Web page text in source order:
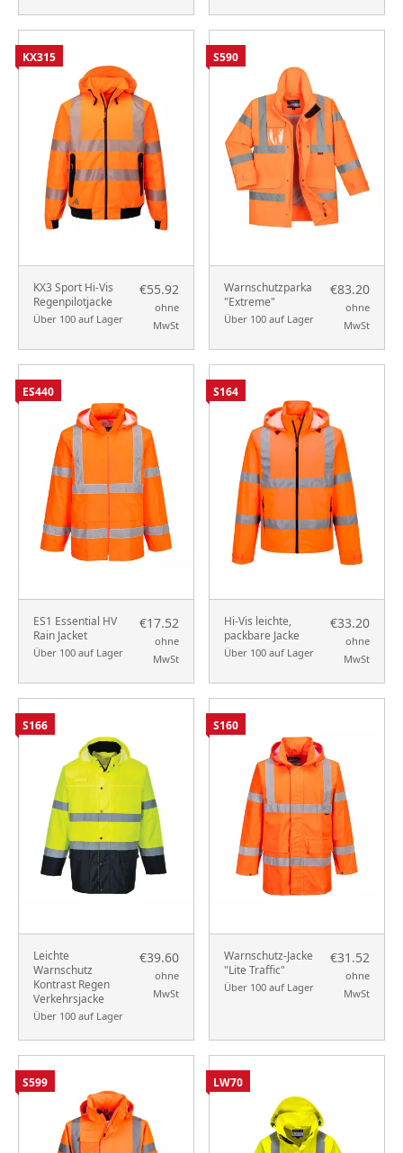
KX3 Sport Hi-Vis
Regenpilotjacke
Über 100 auf Lager
€55.92
ohne
MwSt
KX315
Warnschutzparka
"Extreme"
Über 100 auf Lager
€83.20
ohne
MwSt
S590
ES1 Essential HV
Rain Jacket
Über 100 auf Lager
€17.52
ohne
MwSt
ES440
Hi-Vis leichte,
packbare Jacke
Über 100 auf Lager
€33.20
ohne
MwSt
S164
Leichte
Warnschutz
Kontrast Regen
Verkehrsjacke
Über 100 auf Lager
€39.60
ohne
MwSt
S166
Warnschutz-Jacke
"Lite Traffic"
Über 100 auf Lager
€31.52
ohne
MwSt
S160
S599 LW70